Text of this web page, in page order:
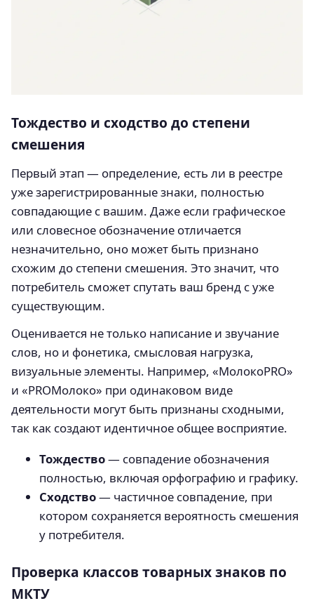
Тождество и сходство до степени
смешения
Первый этап — определение, есть ли в реестре
уже зарегистрированные знаки, полностью
совпадающие с вашим. Даже если графическое
или словесное обозначение отличается
незначительно, оно может быть признано
схожим до степени смешения. Это значит, что
потребитель сможет спутать ваш бренд с уже
существующим.
Оценивается не только написание и звучание
слов, но и фонетика, смысловая нагрузка,
визуальные элементы. Например, «МолокоPRO»
и «PROМолоко» при одинаковом виде
деятельности могут быть признаны сходными,
так как создают идентичное общее восприятие.
Тождество— совпадение обозначения
полностью, включая орфографию и графику.
Сходство— частичное совпадение, при
котором сохраняется вероятность смешения
у потребителя.
Проверка классов товарных знаков по
МКТУ